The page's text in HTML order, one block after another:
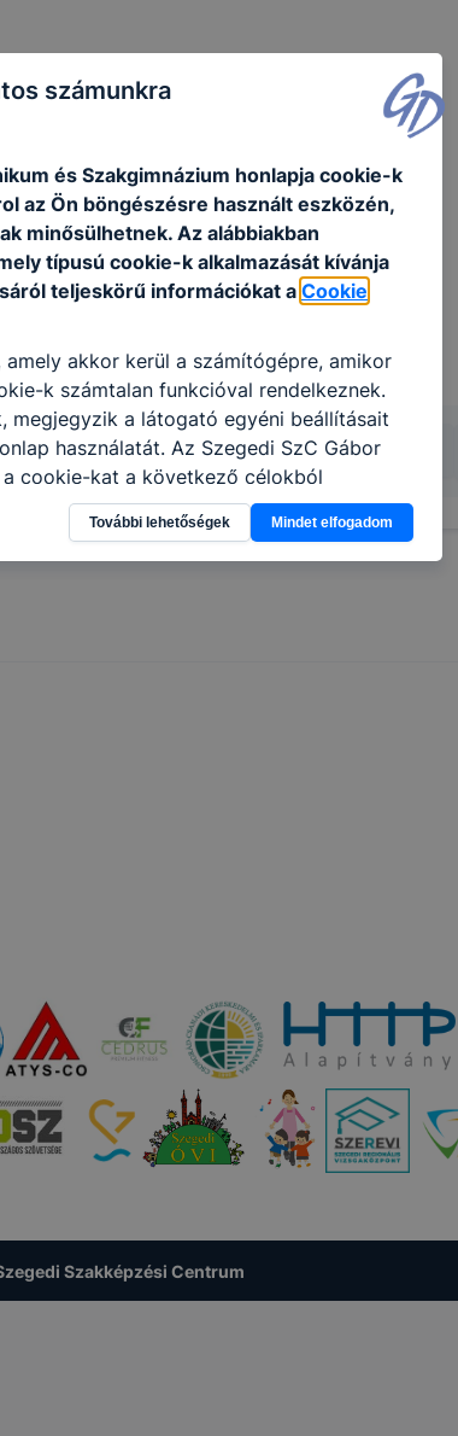
Szakképzési Centrum
számunkra
és Szakgimnázium honlapja cookie-k
az Ön böngészésre használt eszközén,
minősülhetnek. Az alábbiakban
típusú cookie-k alkalmazását kívánja
teljeskörű információkat a Cookie
akkor kerül a számítógépre, amikor
k számtalan funkcióval rendelkeznek.
a látogató egyéni beállításait
használatát. Az Szegedi SzC Gábor
a cookie-kat a következő célokból
hogyan használja Ön a
honlap melyik részeit látogatja, vagy
hogyan biztosítsunk Önnek még jobb
További lehetőségek Mindet elfogadom